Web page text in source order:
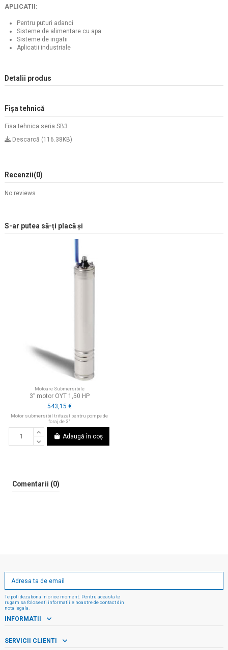
APLICATII:
Pentru puturi adanci
Sisteme de alimentare cu apa
Sisteme de irigatii
Aplicatii industriale
Detalii produs
Fișa tehnică
Fisa tehnica seria SB3
Descarcă (116.38KB)
Recenzii(0)
No reviews
S-ar putea să-ți placă și
Motoare Submersibile
3” motor OYT 1,50 HP
543,15 €
Motor submersibil trifazat pentru pompe de
foraj de 3"
Adaugă în coș
Comentarii (0)
Te poti dezabona in orice moment. Pentru aceasta te
rugam sa folosesti informatiile noastre de contact din
nota legala.
INFORMATII
SERVICII CLIENTI